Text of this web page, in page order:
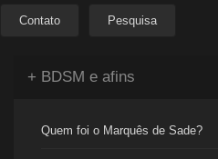
Contato Pesquisa
+ BDSM e afins
Quem foi o Marquês de Sade?